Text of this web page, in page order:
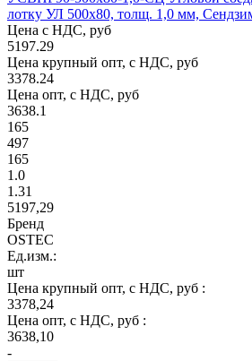
лотку УЛ 500х80, толщ. 1,0 мм,
Цена с НДС, руб
5197.29
Цена крупный опт, с НДС, руб
3378.24
Цена опт, с НДС, руб
3638.1
165
497
165
1.0
1.31
5197,29
Бренд
OSTEC
Ед.изм.:
шт
Цена крупный опт, с НДС, руб :
3378,24
Цена опт, с НДС, руб :
3638,10
-